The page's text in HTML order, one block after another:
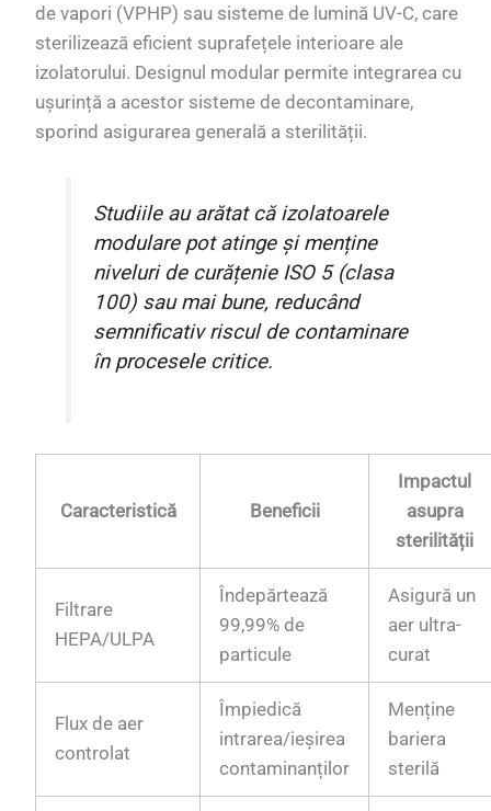
de vapori (VPHP) sau sisteme de lumină UV-C, care
sterilizează eficient suprafețele interioare ale
izolatorului. Designul modular permite integrarea cu
ușurință a acestor sisteme de decontaminare,
sporind asigurarea generală a sterilității.
Studiile au arătat că izolatoarele
modulare pot atinge și menține
niveluri de curățenie ISO 5 (clasa
100) sau mai bune, reducând
semnificativ riscul de contaminare
în procesele critice.
Caracteristică Beneficii
Impactul
asupra
sterilității
Filtrare
HEPA/ULPA
Îndepărtează
99,99% de
particule
Asigură un
aer ultra-
curat
Flux de aer
controlat
Împiedică
intrarea/ieșirea
contaminanților
Menține
bariera
sterilă